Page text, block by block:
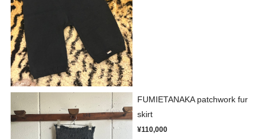
FUMIETANAKA patchwork fur
skirt
¥110,000